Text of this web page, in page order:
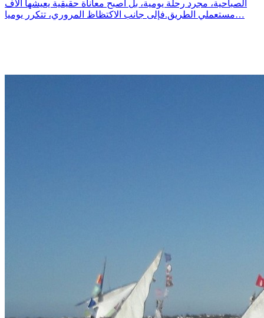
الصباحية، مجرد رحلة يومية، بل أصبح معاناة حقيقية يعيشها آلاف
مستعملي الطريق.فإلى جانب الاكتظاظ المروري، تتكرر يوميا…